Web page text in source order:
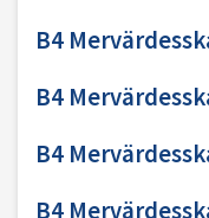
B4
B4
B4
B4